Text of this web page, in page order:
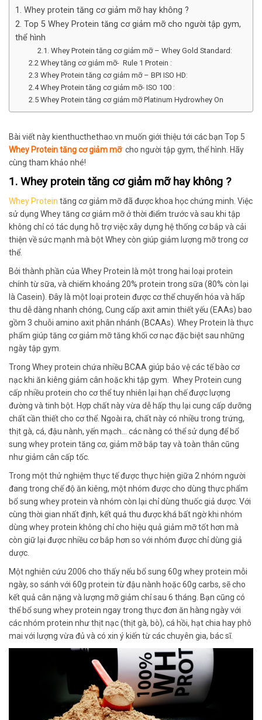
1. Whey protein tăng cơ giảm mỡ hay không ?
2. Top 5 Whey Protein tăng cơ giảm mỡ cho người tập gym,
thể hình
2.1. Whey Protein tăng cơ giảm mỡ – Whey Gold Standard:
2.2 Whey tăng cơ giảm mỡ- Rule 1 Protein :
2.3 Whey Protein tăng cơ giảm mỡ – BPI ISO HD:
2.4 Whey Protein tăng cơ giảm mỡ- ISO 100 :
2.5 Whey Protein tăng cơ giảm mỡ Platinum Hydrowhey On
Bài viết này kienthucthethao.vn muốn giới thiệu tới các bạn Top 5
Whey Protein tăng cơ giảm mỡ cho người tập gym, thể hình. Hãy
cùng tham khảo nhé!
1. Whey protein tăng cơ giảm mỡ hay không ?
Whey Protein tăng cơ giảm mỡ đã được khoa học chứng minh. Việc
sử dụng Whey tăng cơ giảm mỡ ở thời điểm trước và sau khi tập
không chỉ có tác dụng hỗ trợ việc xây dựng hệ thống cơ bắp và cải
thiện về sức mạnh mà bột Whey còn giúp giảm lượng mỡ trong cơ
thể.
Bởi thành phần của Whey Protein là một trong hai loại protein
chính từ sữa, và chiếm khoảng 20% protein trong sữa (80% còn lại
là Casein). Đây là một loại protein được cơ thể chuyển hóa và hấp
thu dễ dàng nhanh chóng, Cung cấp axit amin thiết yếu (EAAs) bao
gồm 3 chuỗi amino axit phân nhánh (BCAAs). Whey Protein là thực
phẩm giúp tăng cơ giảm mỡ tăng khối cơ nạc đặc biệt sau những
ngày tập gym.
Trong Whey protein chứa nhiều BCAA giúp bảo vệ các tế bào cơ
nạc khi ăn kiêng giảm cân hoặc khi tập gym. Whey Protein cung
cấp nhiều protein cho cơ thể tuy nhiên lại hạn chế được lượng
đường và tinh bột. Hợp chất này vừa dễ hấp thụ lại cung cấp dưỡng
chất cần thiết cho cơ thể. Ngoài ra, chất này có nhiều trong trứng,
thịt gà, cá, đậu nành, yến mạch… các nàng có thể sử dụng để bổ
sung whey protein tăng cơ, giảm mỡ bắp tay và toàn thân cũng
như giảm cân cấp tốc.
Trong một thử nghiệm thực tế được thực hiện giữa 2 nhóm người
đang trong chế độ ăn kiêng, một nhóm được cho dùng thực phẩm
bổ sung whey protein và nhóm còn lại chỉ dùng thuốc giả dược. Với
cùng thời gian nhất định, kết quả thu được khá bất ngờ khi nhóm
dùng whey protein không chỉ cho hiệu quả giảm mỡ tốt hơn mà
còn giữ lại được nhiều cơ bắp hơn so với nhóm được chỉ dùng giả
dược.
Một nghiên cứu 2006 cho thấy nếu bổ sung 60g whey protein mỗi
ngày, so sánh với 60g protein từ đậu nành hoặc 60g carbs, sẽ cho
kết quả cân nặng và lượng mỡ giảm chỉ sau 6 tháng. Bạn cũng có
thể bổ sung whey protein ngay trong thực đơn ăn hàng ngày với
các nhóm protein như thịt nạc (thịt gà, bò), cá hồi, hạt chia hay phô
mai với lượng vừa đủ và có xin ý kiến từ các chuyên gia, bác sĩ.